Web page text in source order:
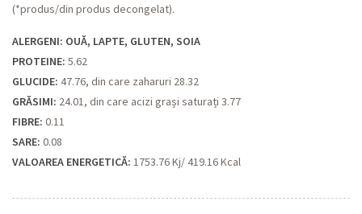
(*produs/din produs decongelat).
ALERGENI: OUĂ, LAPTE, GLUTEN, SOIA
PROTEINE: 5.62
GLUCIDE: 47.76, din care zaharuri 28.32
GRĂSIMI: 24.01, din care acizi grași saturați 3.77
FIBRE: 0.11
SARE: 0.08
VALOAREA ENERGETICĂ: 1753.76 Kj/ 419.16 Kcal